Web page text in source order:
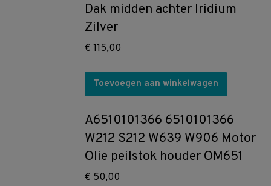
Dak midden achter Iridium
Zilver
€ 115,00
Toevoegen aan winkelwagen
A6510101366 6510101366
W212 S212 W639 W906 Motor
Olie peilstok houder OM651
€ 50,00